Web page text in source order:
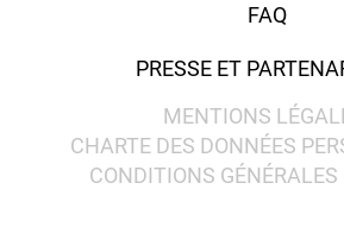
FAQ
PRESSE ET
MENTIONS
CHARTE DES DONNÉES
CONDITIONS GÉNÉRALES